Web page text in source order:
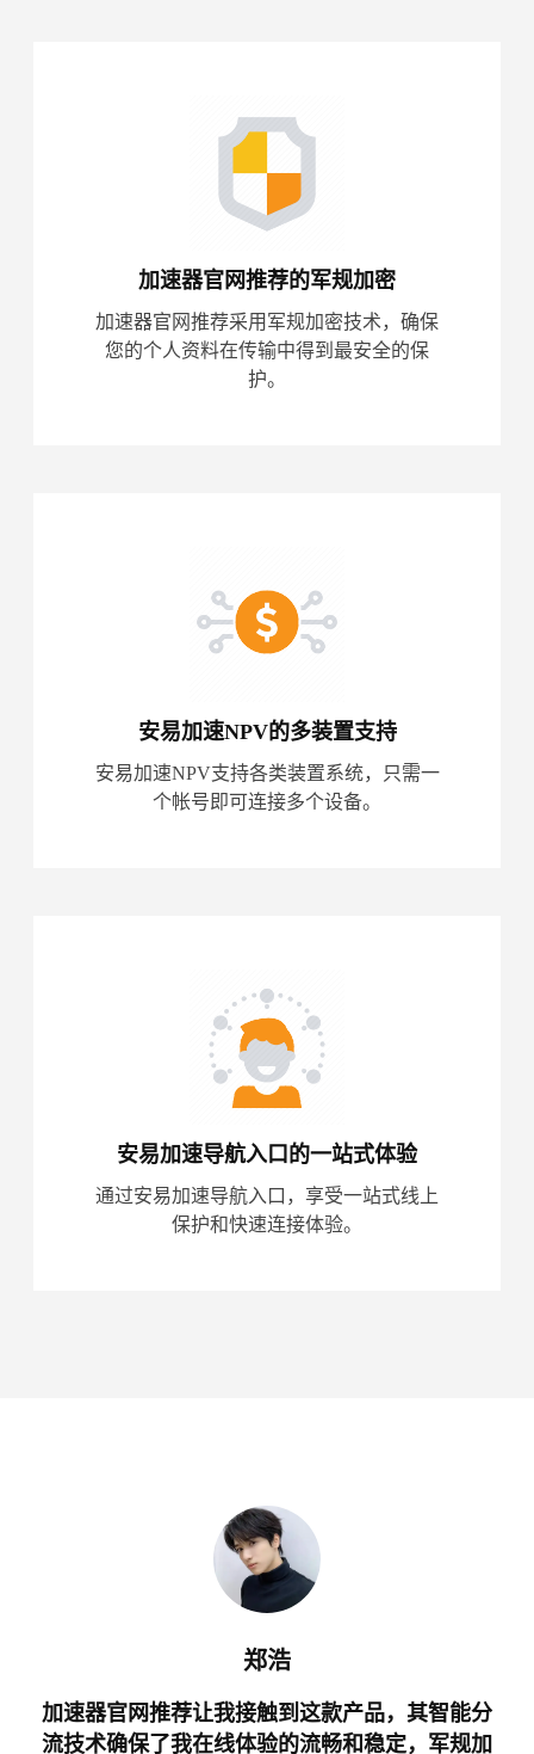
加速器官网推荐的军规加密
加速器官网推荐采用军规加密技术，确保
您的个人资料在传输中得到最安全的保
护。
安易加速NPV的多装置支持
安易加速NPV支持各类装置系统，只需一
个帐号即可连接多个设备。
安易加速导航入口的一站式体验
通过安易加速导航入口，享受一站式线上
保护和快速连接体验。
郑浩
加速器官网推荐让我接触到这款产品，其智能分
流技术确保了我在线体验的流畅和稳定，军规加